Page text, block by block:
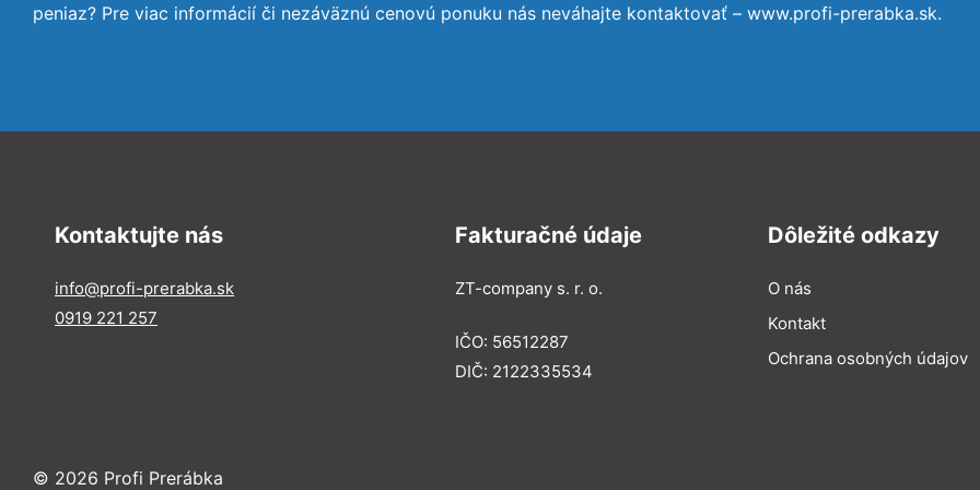
peniaz? Pre viac informácií či nezáväznú cenovú ponuku nás neváhajte kontaktovať – www.profi-prerabka.sk.
Kontaktujte nás
info@profi-prerabka.sk
0919 221 257
Fakturačné údaje
ZT-company s. r. o.
IČO: 56512287
DIČ: 2122335534
Dôležité odkazy
O nás
Kontakt
Ochrana osobných údajov
© 2026 Profi Prerábka